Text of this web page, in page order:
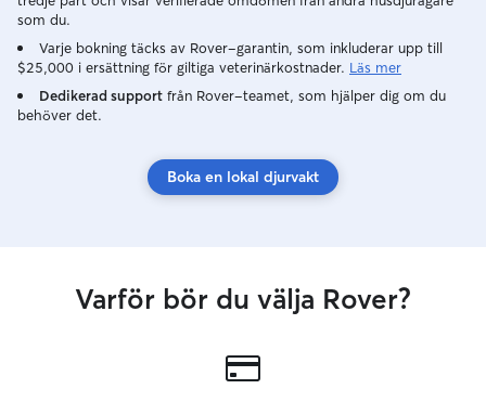
som du.
Varje bokning täcks av Rover-garantin, som inkluderar upp till
$25,000 i ersättning för giltiga veterinärkostnader. Läs mer
Dedikerad support från Rover-teamet, som hjälper dig om du
behöver det.
Boka en lokal djurvakt
Varför bör du välja Rover?